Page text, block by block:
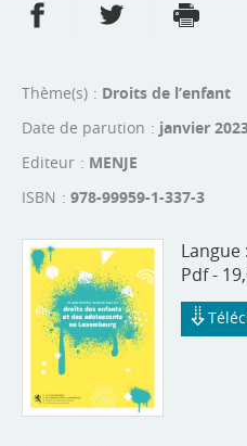
Partager sur Facebook
Partager sur
Thème(s)
Droits de l’enfant
Date de parution
janvier
Editeur
MENJE
ISBN
978-99959-1-337-3
Langue :
Pdf -